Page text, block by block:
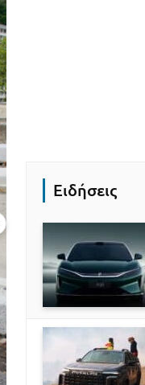
Ειδήσεις